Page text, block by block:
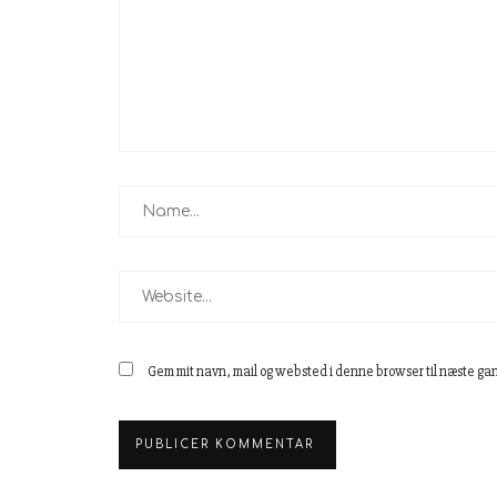
Gem mit navn, mail og websted i denne browser til næste